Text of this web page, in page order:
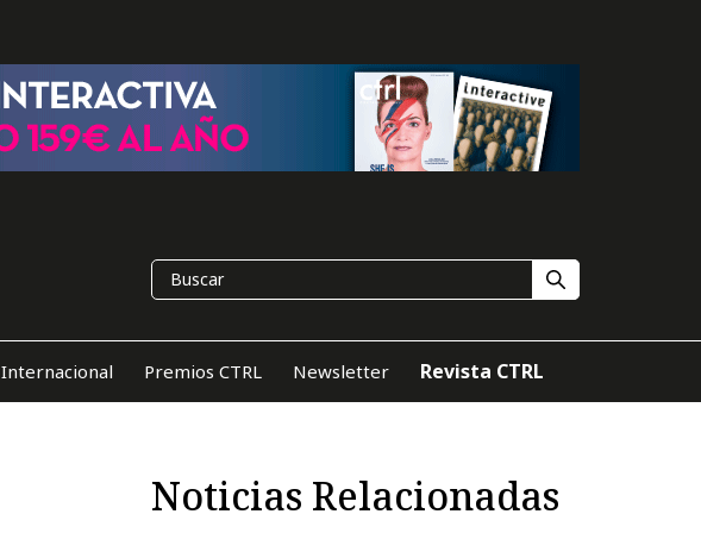
Internacional Premios CTRL Newsletter Revista CTRL
Noticias Relacionadas